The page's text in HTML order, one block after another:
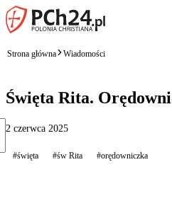
Strona główna Wiadomości
Święta Rita.
2 czerwca 2025
#święta #św Rita #orędowniczka